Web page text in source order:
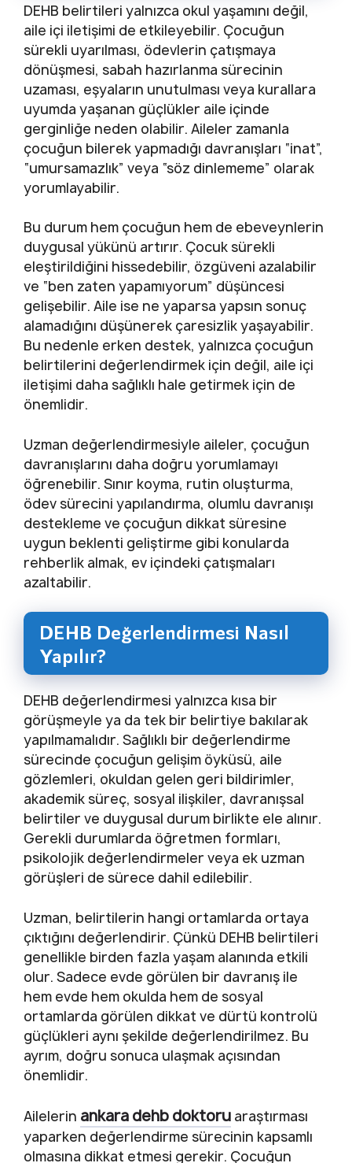
DEHB belirtileri yalnızca okul yaşamını değil,
aile içi iletişimi de etkileyebilir. Çocuğun
sürekli uyarılması, ödevlerin çatışmaya
dönüşmesi, sabah hazırlanma sürecinin
uzaması, eşyaların unutulması veya kurallara
uyumda yaşanan güçlükler aile içinde
gerginliğe neden olabilir. Aileler zamanla
çocuğun bilerek yapmadığı davranışları “inat”,
“umursamazlık” veya “söz dinlememe” olarak
yorumlayabilir.
Bu durum hem çocuğun hem de ebeveynlerin
duygusal yükünü artırır. Çocuk sürekli
eleştirildiğini hissedebilir, özgüveni azalabilir
ve “ben zaten yapamıyorum” düşüncesi
gelişebilir. Aile ise ne yaparsa yapsın sonuç
alamadığını düşünerek çaresizlik yaşayabilir.
Bu nedenle erken destek, yalnızca çocuğun
belirtilerini değerlendirmek için değil, aile içi
iletişimi daha sağlıklı hale getirmek için de
önemlidir.
Uzman değerlendirmesiyle aileler, çocuğun
davranışlarını daha doğru yorumlamayı
öğrenebilir. Sınır koyma, rutin oluşturma,
ödev sürecini yapılandırma, olumlu davranışı
destekleme ve çocuğun dikkat süresine
uygun beklenti geliştirme gibi konularda
rehberlik almak, ev içindeki çatışmaları
azaltabilir.
DEHB Değerlendirmesi Nasıl
Yapılır?
DEHB değerlendirmesi yalnızca kısa bir
görüşmeyle ya da tek bir belirtiye bakılarak
yapılmamalıdır. Sağlıklı bir değerlendirme
sürecinde çocuğun gelişim öyküsü, aile
gözlemleri, okuldan gelen geri bildirimler,
akademik süreç, sosyal ilişkiler, davranışsal
belirtiler ve duygusal durum birlikte ele alınır.
Gerekli durumlarda öğretmen formları,
psikolojik değerlendirmeler veya ek uzman
görüşleri de sürece dahil edilebilir.
Uzman, belirtilerin hangi ortamlarda ortaya
çıktığını değerlendirir. Çünkü DEHB belirtileri
genellikle birden fazla yaşam alanında etkili
olur. Sadece evde görülen bir davranış ile
hem evde hem okulda hem de sosyal
ortamlarda görülen dikkat ve dürtü kontrolü
güçlükleri aynı şekilde değerlendirilmez. Bu
ayrım, doğru sonuca ulaşmak açısından
önemlidir.
Ailelerin ankara dehb doktoru araştırması
yaparken değerlendirme sürecinin kapsamlı
olmasına dikkat etmesi gerekir. Çocuğun